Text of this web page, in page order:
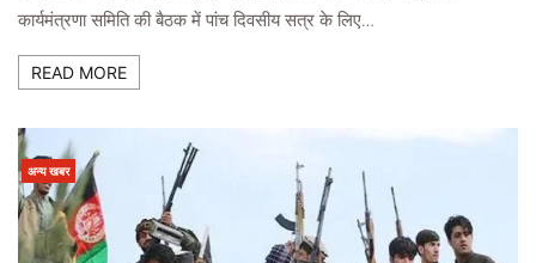
कार्यमंत्रणा समिति की बैठक में पांच दिवसीय सत्र के लिए…
READ MORE
अन्य खबर